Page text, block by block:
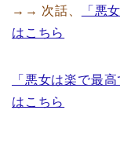
→→ 次話、
「悪
はこちら
「悪女は楽で最
はこちら